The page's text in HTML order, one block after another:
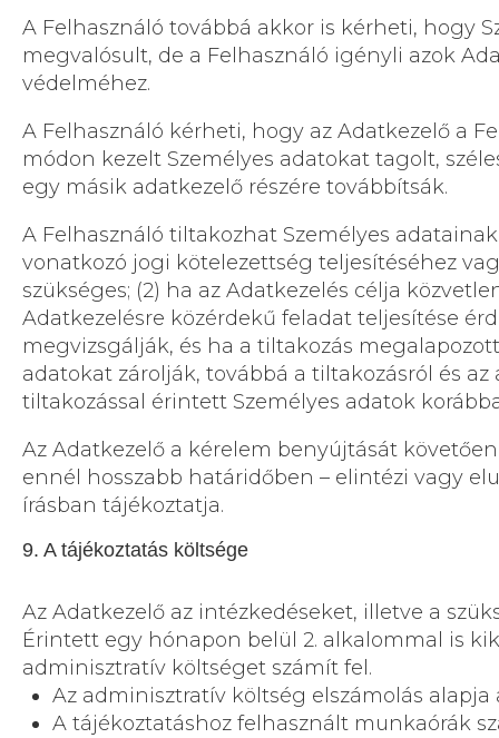
A Felhasználó továbbá akkor is kérheti, hogy
megvalósult, de a Felhasználó igényli azok
védelméhez.
A Felhasználó kérheti, hogy az Adatkezelő a
módon kezelt Személyes adatokat tagolt,
egy másik adatkezelő részére továbbítsák.
A Felhasználó tiltakozhat Személyes
vonatkozó jogi kötelezettség teljesítéséhez
szükséges; (2) ha az Adatkezelés célja
Adatkezelésre közérdekű feladat teljesítése
megvizsgálják, és ha a tiltakozás
adatokat zárolják, továbbá a tiltakozásról és
tiltakozással érintett Személyes adatok
Az Adatkezelő a kérelem benyújtását
ennél hosszabb határidőben – elintézi vagy
írásban tájékoztatja.
9. A tájékoztatás költsége
Az Adatkezelő az intézkedéseket, illetve a
Érintett egy hónapon belül 2. alkalommal is
adminisztratív költséget számít fel.
Az adminisztratív költség elszámolás
A tájékoztatáshoz felhasznált munkaórák